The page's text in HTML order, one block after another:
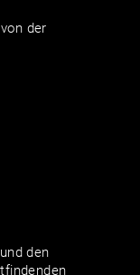
der
den